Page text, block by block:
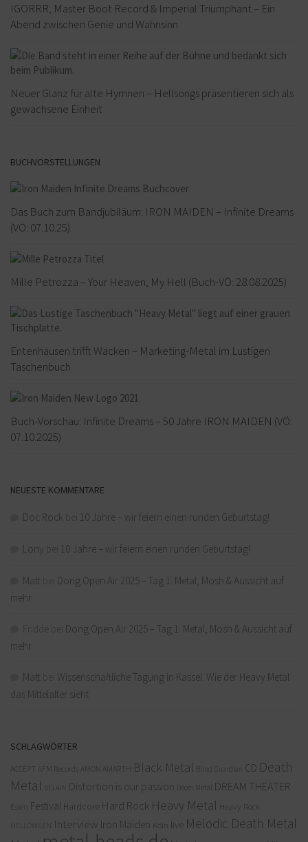
IGORRR, Master Boot Record & Imperial Triumphant – Ein
Abend zwischen Genie und Wahnsinn
Neuer Glanz für alte Hymnen – Hellsongs präsentieren sich als
gewachsene Einheit
BUCHVORSTELLUNGEN
Das Buch zum Bandjubiläum: IRON MAIDEN – Infinite Dreams
(VÖ: 07.10.25)
Mille Petrozza – Your Heaven, My Hell (Buch-VÖ: 28.08.2025)
Entenhausen trifft Wacken – Marketing-Metal im Lustigen
Taschenbuch
Buch-Vorschau: Infinite Dreams – 50 Jahre IRON MAIDEN (VÖ:
07.10.2025)
NEUESTE KOMMENTARE
Doc Rock 10 Jahre – wir feiern einen runden Geburtstag!
Lony 10 Jahre – wir feiern einen runden Geburtstag!
Matt
Dong Open Air 2025 – Tag 1: Metal, Mosh & Aussicht auf
mehr
Dong Open Air 2025 – Tag 1: Metal, Mosh & Aussicht auf
mehr
Matt
Wissenschaftliche Tagung in Kassel: Wie der Heavy Metal
das Mittelalter sieht
SCHLAGWÖRTER
ACCEPT AFM Records AMON AMARTH Black Metal Blind Guardian CD Death
Metal
DELAIN Distortion is our passion Doom Metal DREAM THEATER
Essen Festival Hardcore Hard Rock Heavy Metal Heavy Rock
HELLOWEEN Interview Iron Maiden Köln live Melodic Death Metal